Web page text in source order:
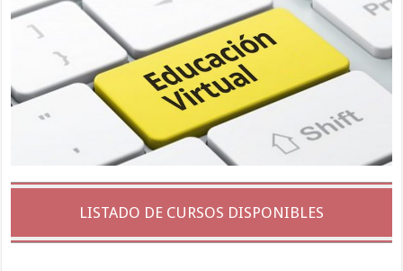
LISTADO DE CURSOS DISPONIBLES